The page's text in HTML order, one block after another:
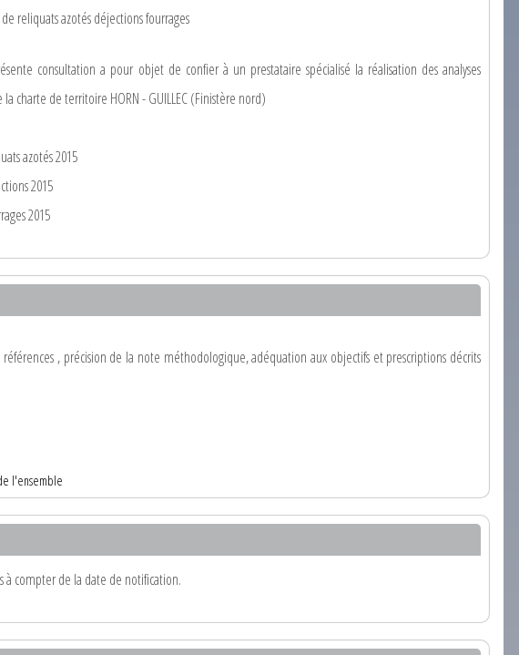
de reliquats azotés déjections fourrages
consultation a pour objet de confier à un prestataire spécialisé la réalisation des analyses
la charte de territoire HORN - GUILLEC (Finistère nord)
azotés 2015
2015
2015
, précision de la note méthodologique, adéquation aux objectifs et prescriptions décrits
l'ensemble
à compter de la date de notification.